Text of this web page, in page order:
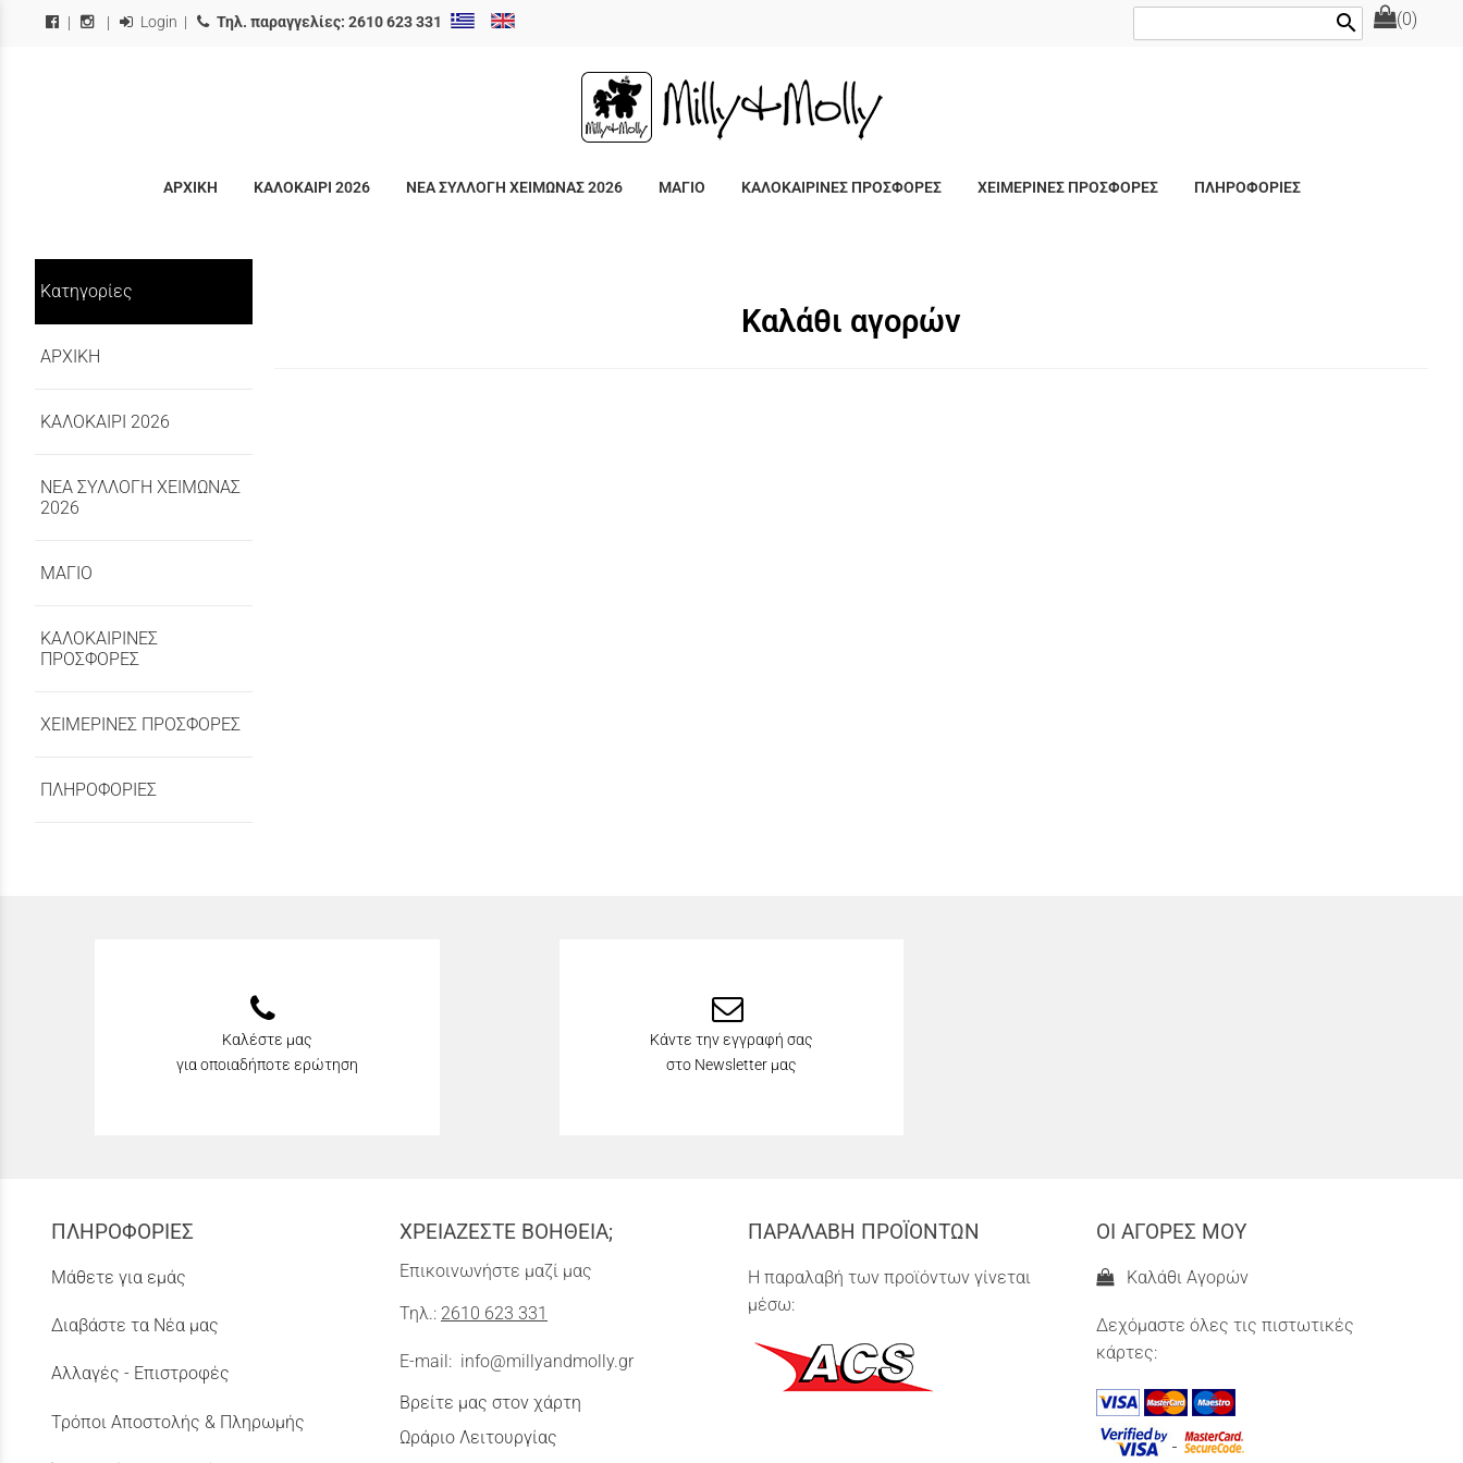
Login | Τηλ. παραγγελίες: 2610 623 331 (0)
search
ΑΡΧΙΚΗ ΚΑΛΟΚΑΙΡΙ 2026 ΝΕΑ ΣΥΛΛΟΓΗ ΧΕΙΜΩΝΑΣ 2026 ΜΑΓΙΟ ΚΑΛΟΚΑΙΡΙΝΕΣ ΠΡΟΣΦΟΡΕΣ ΧΕΙΜΕΡΙΝΕΣ ΠΡΟΣΦΟΡΕΣ ΠΛΗΡΟΦΟΡΙΕΣ
Κατηγορίες
ΑΡΧΙΚΗ
ΚΑΛΟΚΑΙΡΙ 2026
ΝΕΑ ΣΥΛΛΟΓΗ ΧΕΙΜΩΝΑΣ
2026
ΜΑΓΙΟ
ΚΑΛΟΚΑΙΡΙΝΕΣ
ΠΡΟΣΦΟΡΕΣ
ΧΕΙΜΕΡΙΝΕΣ ΠΡΟΣΦΟΡΕΣ
ΠΛΗΡΟΦΟΡΙΕΣ
Καλάθι αγορών
Καλέστε μας
για οποιαδήποτε ερώτηση
Κάντε την εγγραφή σας
στο Newsletter μας
ΠΛΗΡΟΦΟΡΙΕΣ
Μάθετε για εμάς
Διαβάστε τα Νέα μας
Αλλαγές - Επιστροφές
Τρόποι Αποστολής & Πληρωμής
ΧΡΕΙΑΖΕΣΤΕ ΒΟΗΘΕΙΑ;
Επικοινωνήστε μαζί μας
Τηλ.: 2610 623 331
E-mail: info@millyandmolly.gr
Βρείτε μας στον χάρτη
Ωράριο Λειτουργίας
ΠΑΡΑΛΑΒΗ ΠΡΟΪΟΝΤΩΝ
Η παραλαβή των προϊόντων γίνεται
μέσω:
ΟΙ ΑΓΟΡΕΣ ΜΟΥ
Καλάθι Αγορών
Δεχόμαστε όλες τις πιστωτικές
κάρτες: